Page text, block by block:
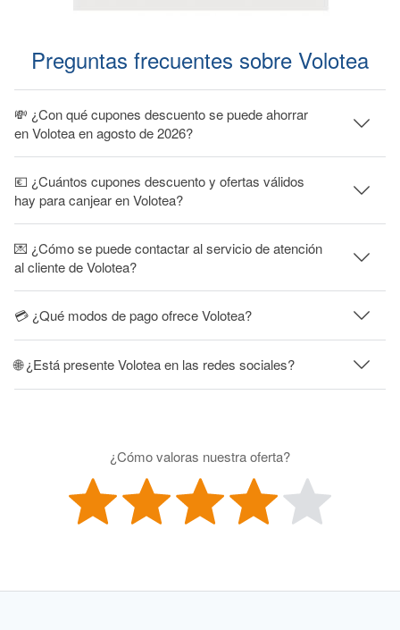
Preguntas frecuentes sobre Volotea
💸 ¿Con qué cupones descuento se puede ahorrar
en Volotea en agosto de 2026?
💶 ¿Cuántos cupones descuento y ofertas válidos
hay para canjear en Volotea?
💌 ¿Cómo se puede contactar al servicio de atención
al cliente de Volotea?
💳 ¿Qué modos de pago ofrece Volotea?
🌐 ¿Está presente Volotea en las redes sociales?
¿Cómo valoras nuestra oferta?